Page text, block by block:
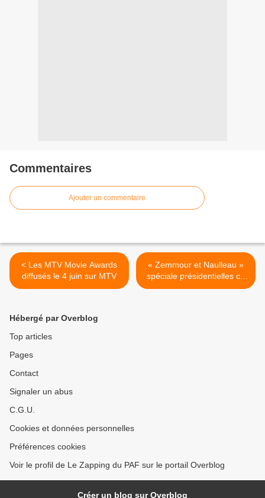
Commentaires
Ajouter un commentaire
< Les MTV Movie Awards
diffusés le 4 juin sur MTV
« Zemmour et Naulleau »
spéciale présidentielles ce
soir sur Paris Première >
Hébergé par Overblog
Top articles
Pages
Contact
Signaler un abus
C.G.U.
Cookies et données personnelles
Préférences cookies
Voir le profil de Le Zapping du PAF sur le portail Overblog
Créer un blog sur Overblog